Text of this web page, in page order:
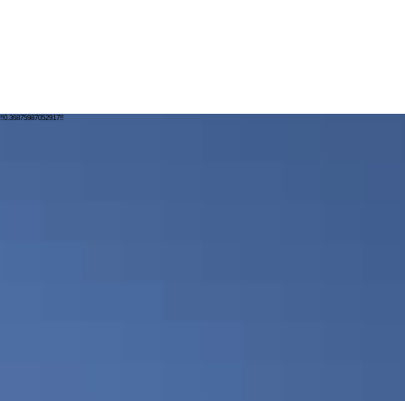
!!0.36875987052917!!